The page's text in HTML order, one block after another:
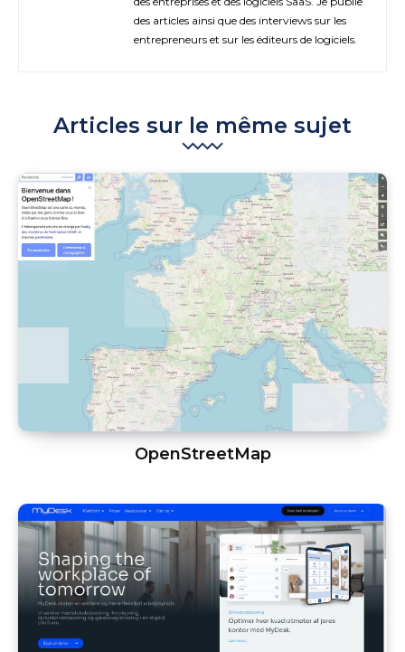
des articles ainsi que des interviews sur les
entrepreneurs et sur les éditeurs de logiciels.
Articles sur le même sujet
OpenStreetMap